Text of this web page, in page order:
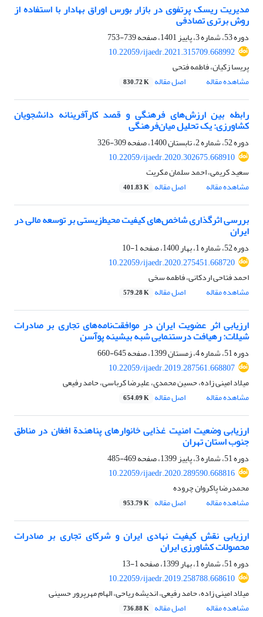
مدیریت ریسک پرتفوی در بازار بورس اوراق بهادار با استفاده از
روش برتری تصادفی
دوره 53، شماره 3، پاییز 1401، صفحه
739-753
10.22059/ijaedr.2021.315709.668992
پریسا زکیان، فاطمه فتحی
مشاهده مقاله
اصل مقاله 830.72 K
رابطه بین ارزش‌های فرهنگی و قصد کارآفرینانه دانشجویان
کشاورزی: یک تحلیل میان‌فرهنگی
دوره 52، شماره 2، تابستان 1400، صفحه
309-326
10.22059/ijaedr.2020.302675.668910
سعید کریمی، احمد سلمان مکریت
مشاهده مقاله
اصل مقاله 401.83 K
بررسی اثرگذاری شاخص‌های کیفیت محیط‌زیستی بر توسعه مالی در
ایران
دوره 52، شماره 1، بهار 1400، صفحه
1-10
10.22059/ijaedr.2020.275451.668720
احمد فتاحی اردکانی، فاطمه سخی
مشاهده مقاله
اصل مقاله 579.28 K
ارزیابی اثر عضویت ایران در موافقت‌نامه‌های تجاری بر صادرات
شیلات: رهیافت درستنمایی شبه بیشینه پوآسن
دوره 51، شماره 4، زمستان 1399، صفحه
645-660
10.22059/ijaedr.2019.287561.668807
میلاد امینی زاده، حسین محمدی، علیرضا کرباسی، حامد رفیعی
مشاهده مقاله
اصل مقاله 654.09 K
ارزیابی وضعیت امنیت غذایی خانوارهای پناهندة افغان در مناطق
جنوب استان تهران
دوره 51، شماره 3، پاییز 1399، صفحه
469-485
10.22059/ijaedr.2020.289590.668816
محمدرضا پاکروان چروده
مشاهده مقاله
اصل مقاله 953.79 K
ارزیابی نقش کیفیت نهادی ایران و شرکای تجاری بر صادرات
محصولات کشاورزی ایران
دوره 51، شماره 1، بهار 1399، صفحه
1-13
10.22059/ijaedr.2019.258788.668610
میلاد امینی زاده، حامد رفیعی، اندیشه ریاحی، الهام مهرپرور حسینی
مشاهده مقاله
اصل مقاله 736.88 K